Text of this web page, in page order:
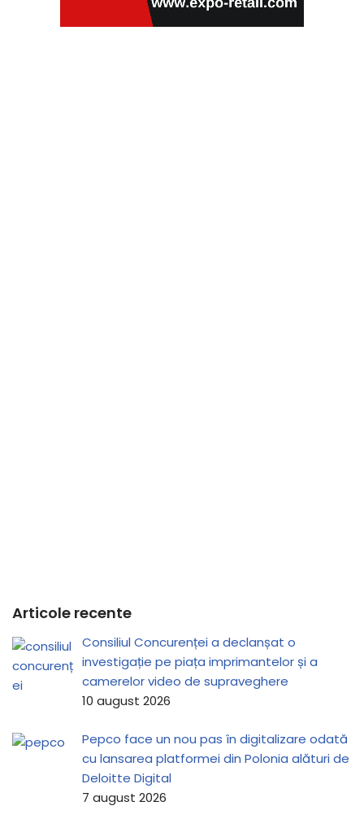
Articole recente
Consiliul Concurenței a declanșat o
investigație pe piața imprimantelor și a
camerelor video de supraveghere
10 august 2026
Pepco face un nou pas în digitalizare odată
cu lansarea platformei din Polonia alături de
Deloitte Digital
7 august 2026